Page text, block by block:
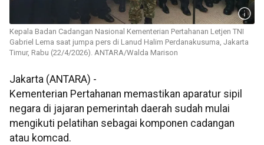
Kepala Badan Cadangan Nasional Kementerian Pertahanan Letjen TNI
Gabriel Lema saat jumpa pers di Lanud Halim Perdanakusuma, Jakarta
Timur, Rabu (22/4/2026). ANTARA/Walda Marison
Jakarta (ANTARA) -
Kementerian Pertahanan memastikan aparatur sipil
negara di jajaran pemerintah daerah sudah mulai
mengikuti pelatihan sebagai komponen cadangan
atau komcad.